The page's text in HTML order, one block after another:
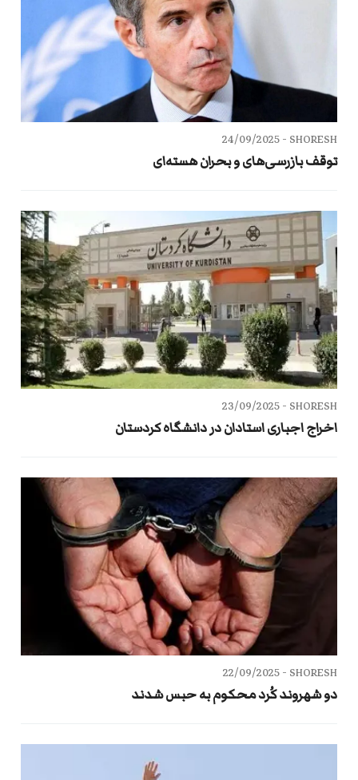
SHORESH -
24/09/2025
توقف بازرسی‌های و بحران هسته‌ای
SHORESH -
23/09/2025
اخراج اجباری استادان در دانشگاه کردستان
SHORESH -
22/09/2025
دو شهروند کُرد محکوم به حبس شدند